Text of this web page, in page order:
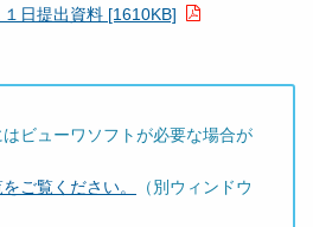
日提出資料 [1610KB]
ビューワソフトが必要な場合が
ご覧ください。
（別ウィンドウ